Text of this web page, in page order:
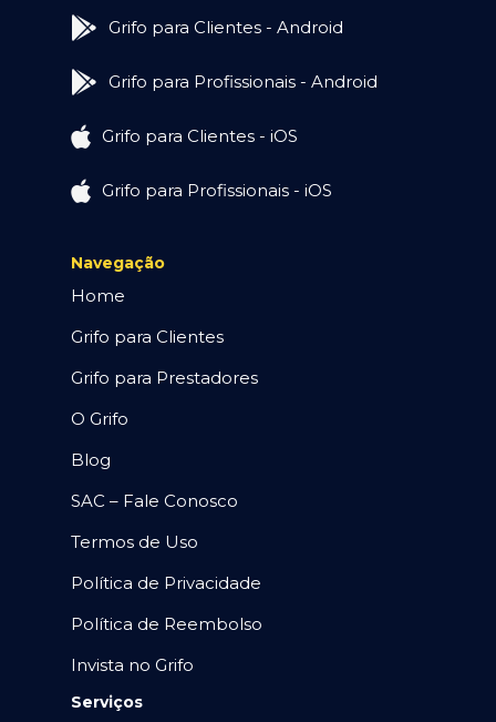
Grifo para Clientes - Android
Grifo para Profissionais - Android
Grifo para Clientes - iOS
Grifo para Profissionais - iOS
Navegação
Home
Grifo para Clientes
Grifo para Prestadores
O Grifo
Blog
SAC – Fale Conosco
Termos de Uso
Política de Privacidade
Política de Reembolso
Invista no Grifo
Serviços